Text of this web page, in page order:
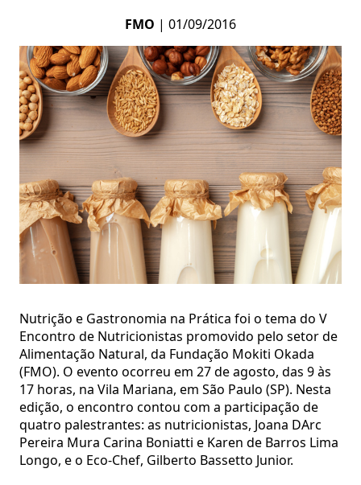
FMO | 01/09/2016
Nutrição e Gastronomia na Prática foi o tema do V
Encontro de Nutricionistas promovido pelo setor de
Alimentação Natural, da Fundação Mokiti Okada
(FMO). O evento ocorreu em 27 de agosto, das 9 às
17 horas, na Vila Mariana, em São Paulo (SP). Nesta
edição, o encontro contou com a participação de
quatro palestrantes: as nutricionistas, Joana DArc
Pereira Mura Carina Boniatti e Karen de Barros Lima
Longo, e o Eco-Chef, Gilberto Bassetto Junior.